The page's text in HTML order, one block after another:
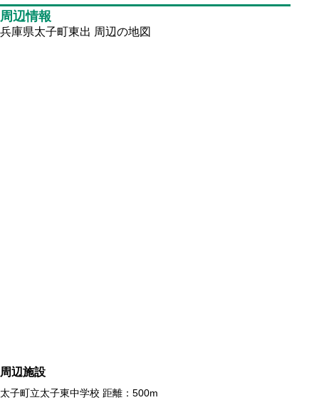
周辺情報
兵庫県太子町東出 周辺の地図
周辺施設
太子町立太子東中学校 距離：500m